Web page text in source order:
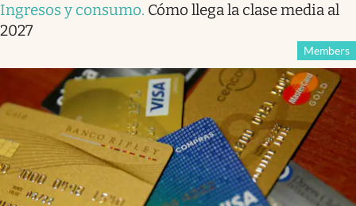
Ingresos y consumo. Cómo llega la clase media al
2027
Members